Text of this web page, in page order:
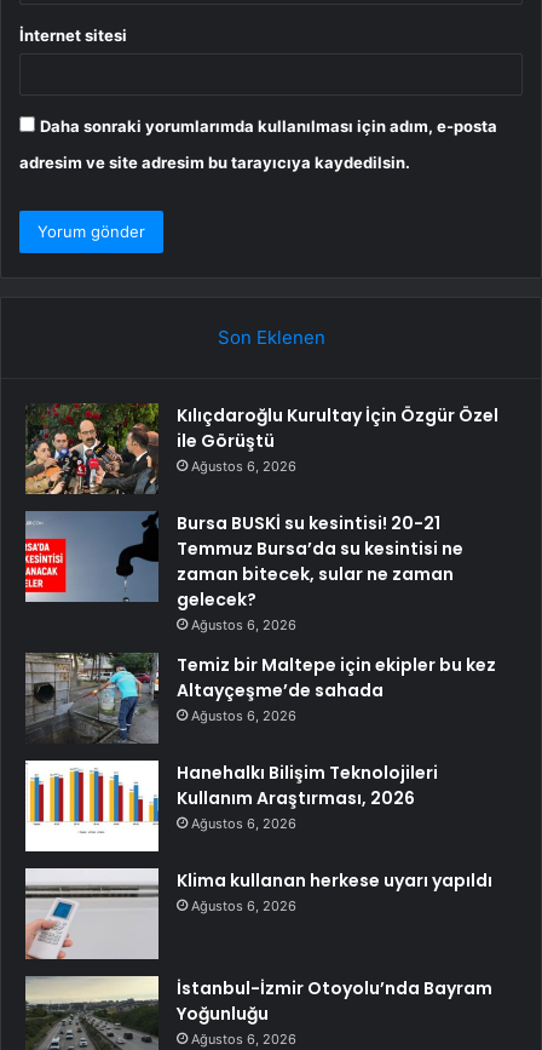
İnternet sitesi
Daha sonraki yorumlarımda kullanılması için adım, e-posta
adresim ve site adresim bu tarayıcıya kaydedilsin.
Son Eklenen
Kılıçdaroğlu Kurultay İçin Özgür Özel
ile Görüştü
Ağustos 6, 2026
Bursa BUSKİ su kesintisi! 20-21
Temmuz Bursa’da su kesintisi ne
zaman bitecek, sular ne zaman
gelecek?
Ağustos 6, 2026
Temiz bir Maltepe için ekipler bu kez
Altayçeşme’de sahada
Ağustos 6, 2026
Hanehalkı Bilişim Teknolojileri
Kullanım Araştırması, 2026
Ağustos 6, 2026
Klima kullanan herkese uyarı yapıldı
Ağustos 6, 2026
İstanbul-İzmir Otoyolu’nda Bayram
Yoğunluğu
Ağustos 6, 2026